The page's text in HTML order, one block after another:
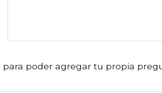
para poder agregar tu propia